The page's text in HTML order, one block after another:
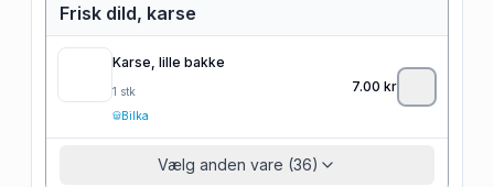
Frisk dild, karse
Karse, lille bakke
1 stk
Bilka
7.00 kr
Vælg anden vare (36)